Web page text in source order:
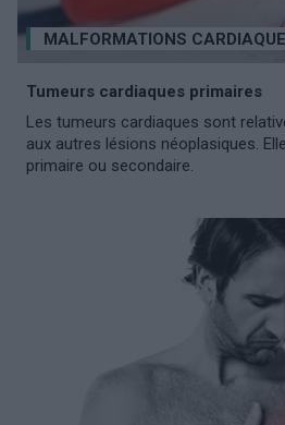
MALFORMATIONS
Tumeurs cardiaques primaires
Les tumeurs cardiaques sont
aux autres lésions néoplasiques.
primaire ou secondaire.